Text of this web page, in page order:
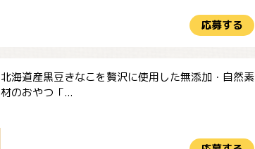
応募する
北海道産黒豆きなこを贅沢に使用した無添加・自然素
材のおやつ「...